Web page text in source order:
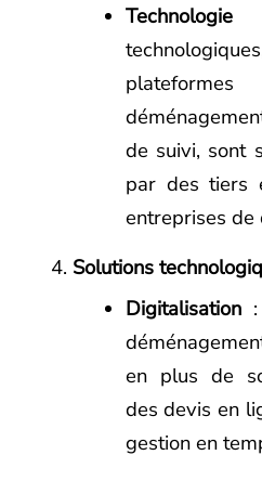
Technologie:
de suivi, sont
par des tiers
entreprises de
Solutions
Digitalisation:
en plus de
des devis en
gestion en